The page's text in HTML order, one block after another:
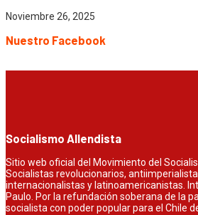
Noviembre 26, 2025
Nuestro Facebook
Socialismo Allendista
Sitio web oficial del Movimiento del
Socialistas revolucionarios,
internacionalistas y latinoamericanistas.
Paulo. Por la refundación soberana de la
socialista con poder popular para el Chile